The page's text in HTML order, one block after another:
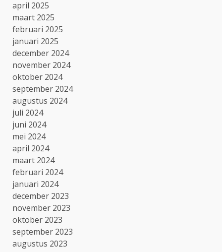
april 2025
maart 2025
februari 2025
januari 2025
december 2024
november 2024
oktober 2024
september 2024
augustus 2024
juli 2024
juni 2024
mei 2024
april 2024
maart 2024
februari 2024
januari 2024
december 2023
november 2023
oktober 2023
september 2023
augustus 2023